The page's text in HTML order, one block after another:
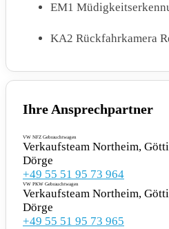
EM1
KA2 Rückfahrkamera
QR9
MOTOR GETRIEBE &
1N3 Servolenkung
G1Z Getriebe für
Ihre Ansprechpartner
VW NFZ Gebrauchtwagen
Verkaufsteam Northeim,
Dörge
+49 55 51 95 73 964
VW PKW Gebrauchtwagen
Verkaufsteam Northeim,
Dörge
+49 55 51 95 73 965